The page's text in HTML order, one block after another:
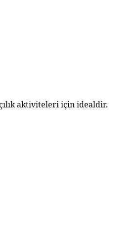
aktiviteleri için idealdir.